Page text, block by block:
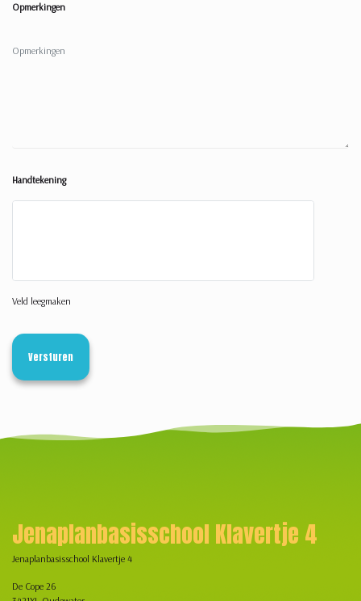
Opmerkingen
Handtekening
Veld leegmaken
Jenaplanbasisschool Klavertje 4
Jenaplanbasisschool Klavertje 4
De Cope 26